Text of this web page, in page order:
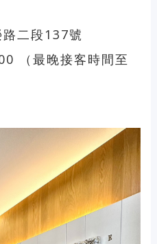
二段137號
（最晚接客時間至